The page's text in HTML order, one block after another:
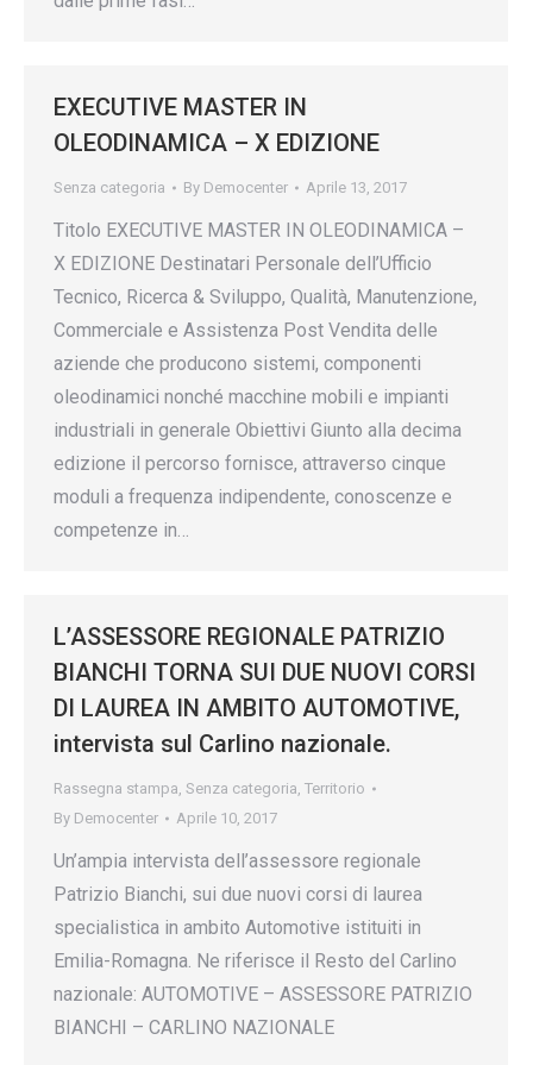
EXECUTIVE MASTER IN
OLEODINAMICA – X EDIZIONE
Senza categoria By Democenter Aprile 13, 2017
Titolo EXECUTIVE MASTER IN OLEODINAMICA –
X EDIZIONE Destinatari Personale dell’Ufficio
Tecnico, Ricerca & Sviluppo, Qualità, Manutenzione,
Commerciale e Assistenza Post Vendita delle
aziende che producono sistemi, componenti
oleodinamici nonché macchine mobili e impianti
industriali in generale Obiettivi Giunto alla decima
edizione il percorso fornisce, attraverso cinque
moduli a frequenza indipendente, conoscenze e
competenze in…
L’ASSESSORE REGIONALE PATRIZIO
BIANCHI TORNA SUI DUE NUOVI CORSI
DI LAUREA IN AMBITO AUTOMOTIVE,
intervista sul Carlino nazionale.
Rassegna stampa, Senza categoria, Territorio
By Democenter Aprile 10, 2017
Un’ampia intervista dell’assessore regionale
Patrizio Bianchi, sui due nuovi corsi di laurea
specialistica in ambito Automotive istituiti in
Emilia-Romagna. Ne riferisce il Resto del Carlino
nazionale: AUTOMOTIVE – ASSESSORE PATRIZIO
BIANCHI – CARLINO NAZIONALE